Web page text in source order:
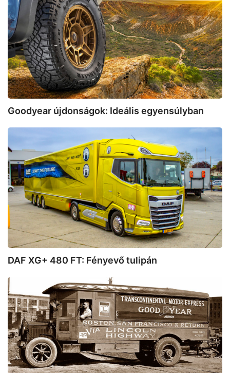
Ideális
egyensúlyban
Goodyear újdonságok: Ideális egyensúlyban
DAF
XG+
480
FT:
Fényevő
tulipán
DAF XG+ 480 FT: Fényevő tulipán
125
éves
a
Goodyear:
Több
mint
egy
évszázad